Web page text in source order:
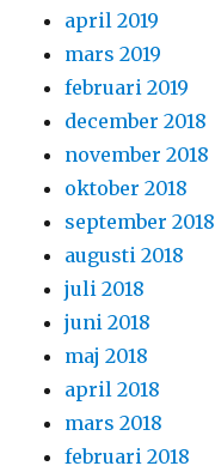
april 2019
mars 2019
februari 2019
december 2018
november 2018
oktober 2018
september 2018
augusti 2018
juli 2018
juni 2018
maj 2018
april 2018
mars 2018
februari 2018